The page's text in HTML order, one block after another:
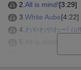
2.All is mind![3:29]
3.White Aube[4:22]
4.わやわやわー!
5. All is mind! (off
White Aube (off